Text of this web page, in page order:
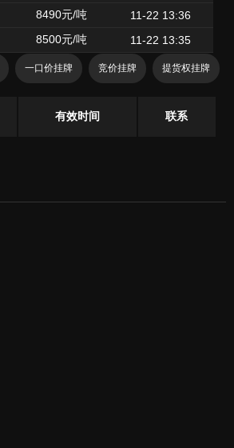
8490元/吨
11-22 13:36
8500元/吨 11-22 13:35
提货权挂牌
竞价挂牌
一口价挂牌
有效时间 联系